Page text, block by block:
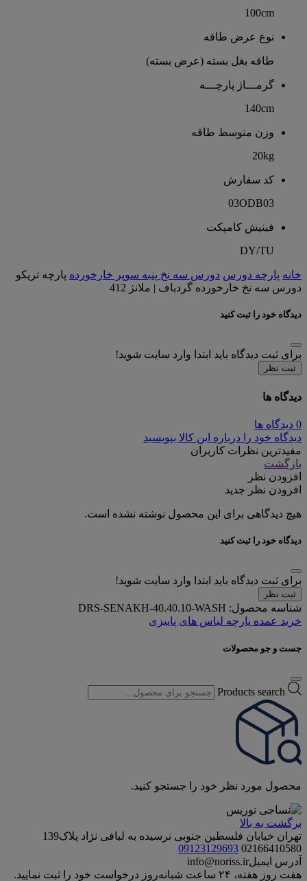
100cm
نوع عرض طاقه
طاقه بغل بسته (عرض بسته)
گرمـــاژ پارچـــه
140cm
وزن متوسط طاقه
20kg
کد سفارش
03ODB03
فینیش کامپکت
DY/TU
خانه پارچه دورس دورس سه نخ پنبه سوپر خارخورده پارچه تریکو
دورس سه نخ خارخورده گردباف | ملانژ 412
دیدگاه خود را ثبت کنید
برای ثبت دیدگاه باید ابتدا وارد سایت شوید!
ثبت نظر
دیدگاه ها
0 دیدگاه ها
دیدگاه خود را درباره این کالا بنویسید
مفیدترین نظرات کاربران
بازگشت
افزودن نظر
افزودن نظر جدید
هیچ دیدگاهی برای این محصول نوشته نشده است.
دیدگاه خود را ثبت کنید
برای ثبت دیدگاه باید ابتدا وارد سایت شوید!
ثبت نظر
شناسه محصول: DRS-SENAKH-40.40.10-WASH
خرید عمده پارچه لباس های پاییزی
جست و جو محصولات
Products search
محصول مورد نظر خود را جستجو کنید.
برگشت به بالا
تهران خیابان فلسطین جنوبی نرسیده به لبافی نژاد پلاک139
02166410580
09123129693
آدرس ایمیلinfo@noriss.ir
هفت روز هفته، ۲۴ ساعت شبانه‌روز درخواست خود را ثبت نمایید.